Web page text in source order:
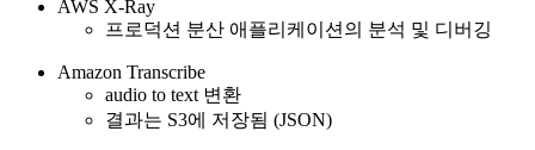
AWS X-Ray
프로덕션 분산 애플리케이션의 분석 및 디버깅
Amazon Transcribe
audio to text 변환
결과는 S3에 저장됨 (JSON)